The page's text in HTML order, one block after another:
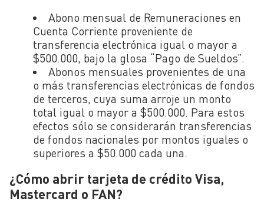
Abono mensual de Remuneraciones en
Cuenta Corriente proveniente de
transferencia electrónica igual o mayor a
$500.000, bajo la glosa “Pago de Sueldos”.
Abonos mensuales provenientes de una
o más transferencias electrónicas de fondos
de terceros, cuya suma arroje un monto
total igual o mayor a $500.000. Para estos
efectos sólo se considerarán transferencias
de fondos nacionales por montos iguales o
superiores a $50.000 cada una.
¿Cómo abrir tarjeta de crédito Visa,
Mastercard o FAN?